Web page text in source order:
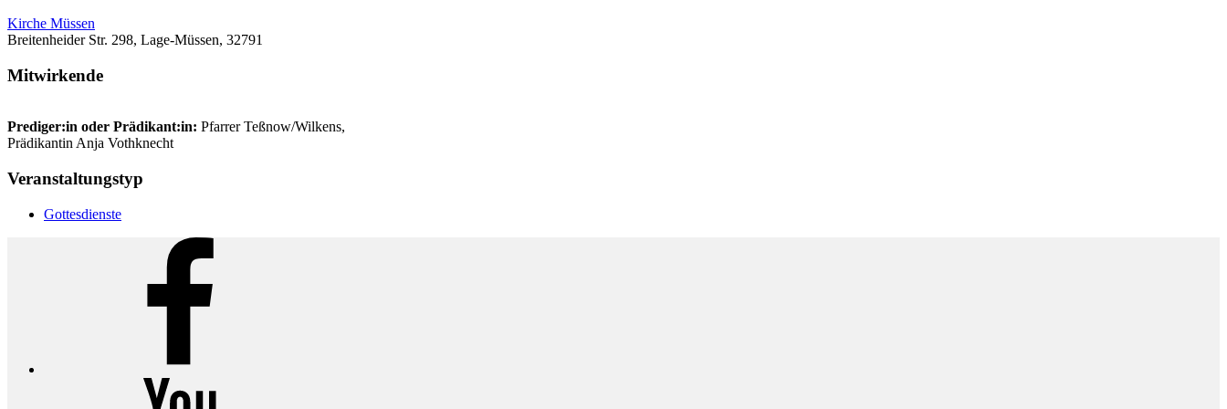
Kirche Müssen
Breitenheider Str. 298, Lage-Müssen, 32791
Mitwirkende
Prediger:in oder Prädikant:in: Pfarrer Teßnow/Wilkens,
Prädikantin Anja Vothknecht
Veranstaltungstyp
Gottesdienste